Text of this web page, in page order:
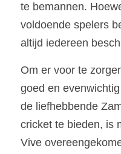
te bemannen.
voldoende spelers
altijd iedereen
Om er voor te
goed en
de liefhebbende
cricket te bieden, is
Vive